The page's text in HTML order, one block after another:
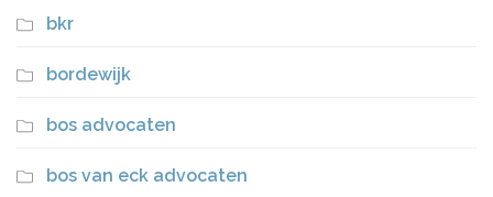
bkr
bordewijk
bos advocaten
bos van eck advocaten